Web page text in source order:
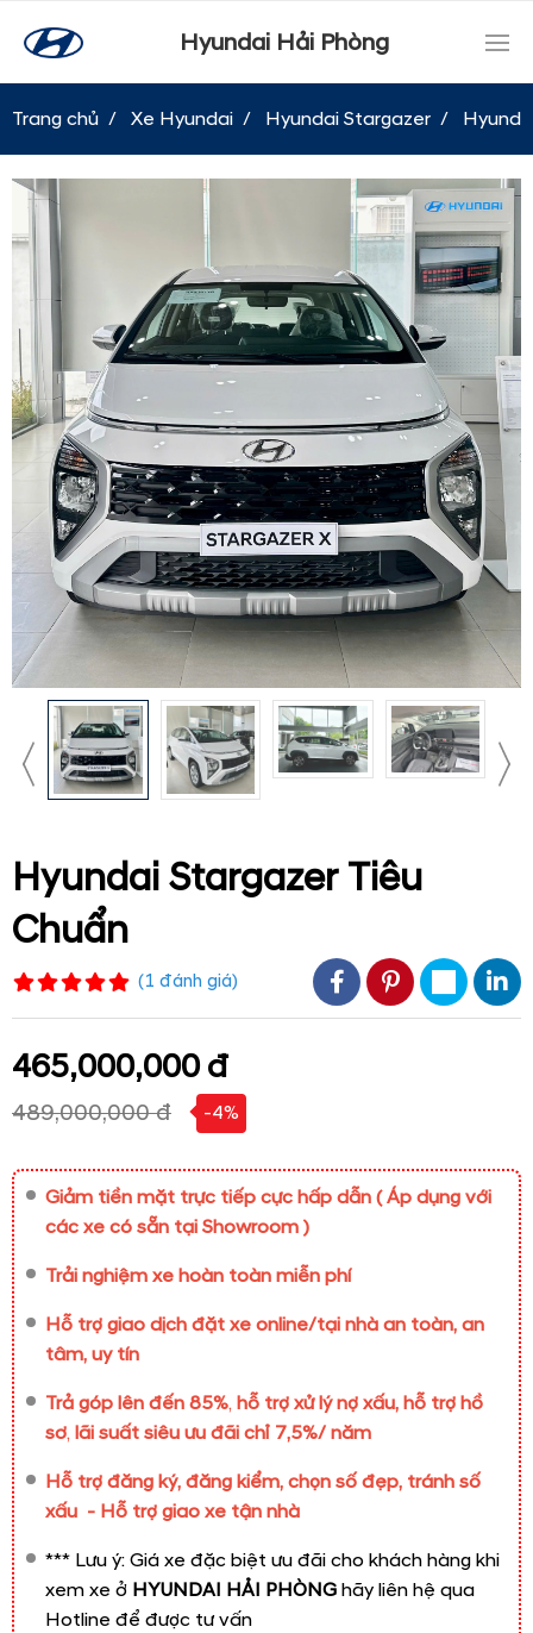
Hyundai Hải Phòng
Trang chủ Xe Hyundai Hyundai Stargazer
Hyundai Stargazer Tiêu
Chuẩn
(1 đánh giá)
465,000,000 đ
489,000,000 đ -4%
Giảm tiền mặt trực tiếp cực hấp dẫn ( Áp dụng với
các xe có sẵn tại Showroom )
Trải nghiệm xe hoàn toàn miễn phí
Hỗ trợ giao dịch đặt xe online/tại nhà an toàn, an
tâm, uy tín
Trả góp lên đến 85%, hỗ trợ xử lý nợ xấu, hỗ trợ hồ
sơ, lãi suất siêu ưu đãi chỉ 7,5%/ năm
Hỗ trợ đăng ký, đăng kiểm, chọn số đẹp, tránh số
xấu - Hỗ trợ giao xe tận nhà
*** Lưu ý: Giá xe đặc biệt ưu đãi cho khách hàng khi
xem xe ở HYUNDAI HẢI PHÒNG hãy liên hệ qua
Hotline để được tư vấn